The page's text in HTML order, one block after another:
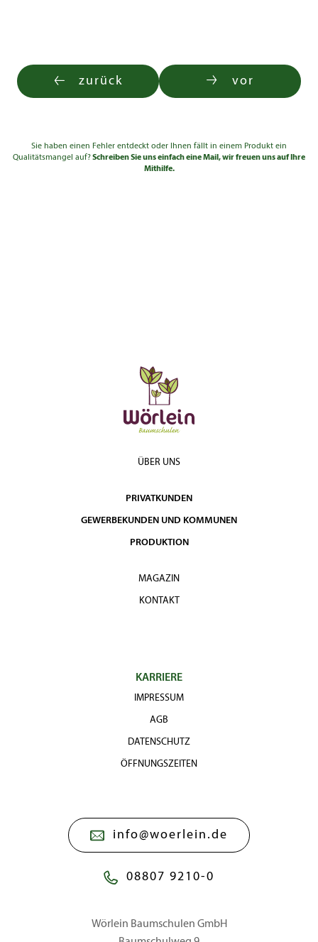
zurück vor
Sie haben einen Fehler entdeckt oder Ihnen fällt in einem Produkt ein
Qualitätsmangel auf?Schreiben Sie uns einfach eine Mail, wir freuen uns auf Ihre
Mithilfe.
ÜBER UNS
PRIVATKUNDEN
GEWERBEKUNDEN UND KOMMUNEN
PRODUKTION
MAGAZIN
KONTAKT
KARRIERE
IMPRESSUM
AGB
DATENSCHUTZ
ÖFFNUNGSZEITEN
info@woerlein.de
08807 9210-0
Wörlein Baumschulen GmbH